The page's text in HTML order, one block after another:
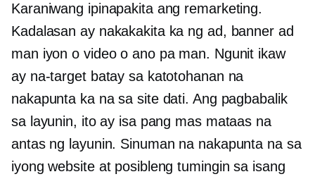
Karaniwang ipinapakita ang remarketing.
Kadalasan ay nakakakita ka ng ad, banner ad
man iyon o video o ano pa man. Ngunit ikaw
ay na-target batay sa katotohanan na
nakapunta ka na sa site dati. Ang pagbabalik
sa layunin, ito ay isa pang mas mataas na
antas ng layunin. Sinuman na nakapunta na sa
iyong website at posibleng tumingin sa isang